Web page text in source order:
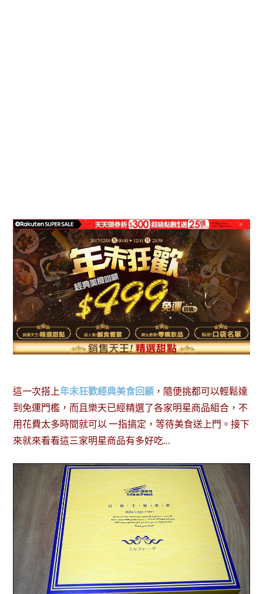
這一次搭上年末狂歡經典美食回顧 ，隨便挑都可以輕鬆達
到免運門檻，而且樂天已經精選了各家明星商品組合，不
用花費太多時間就可以 一指搞定，等待美食送上門。接下
來就來看看這三家明星商品有多好吃…